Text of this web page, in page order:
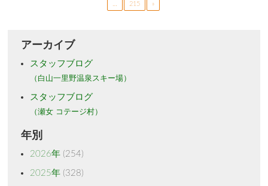
215 »
アーカイブ
スタッフブログ
（白山一里野温泉スキー場）
スタッフブログ
（瀬女 コテージ村）
年別
2026年(254)
2025年(328)